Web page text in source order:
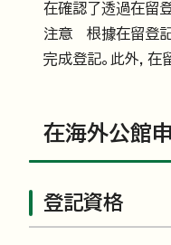
在確認了透過在留
注意 根據在留登記
完成登記。此外，
在海外公館
登記資格